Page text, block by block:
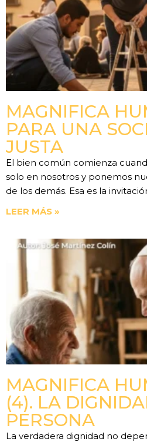
MAGNIFICA
PARA UNA
JUSTA
El bien común comienza
solo en nosotros y ponemos
de los demás. Esa es la
LEER MÁS »
MAGNIFICA
(4). LA
PERSONA
La verdadera dignidad no